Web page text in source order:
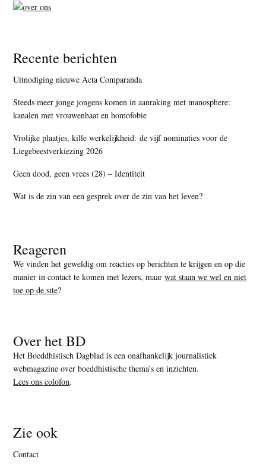
Recente berichten
Uitnodiging nieuwe Acta Comparanda
Steeds meer jonge jongens komen in aanraking met manosphere:
kanalen met vrouwenhaat en homofobie
Vrolijke plaatjes, kille werkelijkheid: de vijf nominaties voor de
Liegebeestverkiezing 2026
Geen dood, geen vrees (28) – Identiteit
Wat is de zin van een gesprek over de zin van het leven?
Reageren
We vinden het geweldig om reacties op berichten te krijgen en op die
manier in contact te komen met lezers, maarwat staan we wel en niet
toe op de site?
Over het BD
Het Boeddhistisch Dagblad is een onafhankelijk journalistiek
webmagazine over boeddhistische thema’s en inzichten.
Lees ons colofon.
Zie ook
Contact